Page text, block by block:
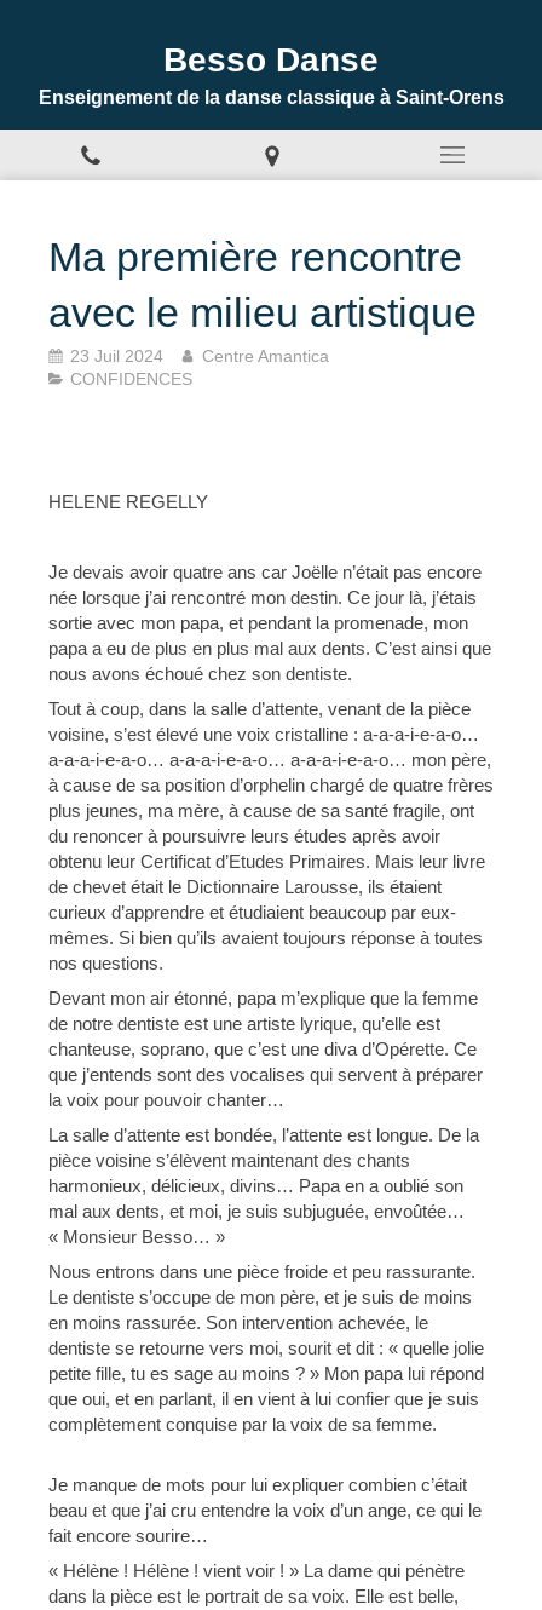
Besso Danse
Enseignement de la danse classique à Saint-Orens
Ma première rencontre
avec le milieu artistique
23 Juil 2024
Centre Amantica
CONFIDENCES
HELENE REGELLY
Je devais avoir quatre ans car Joëlle n’était pas encore
née lorsque j’ai rencontré mon destin. Ce jour là, j’étais
sortie avec mon papa, et pendant la promenade, mon
papa a eu de plus en plus mal aux dents. C’est ainsi que
nous avons échoué chez son dentiste.
Tout à coup, dans la salle d’attente, venant de la pièce
voisine, s’est élevé une voix cristalline : a-a-a-i-e-a-o…
a-a-a-i-e-a-o… a-a-a-i-e-a-o… a-a-a-i-e-a-o… mon père,
à cause de sa position d’orphelin chargé de quatre frères
plus jeunes, ma mère, à cause de sa santé fragile, ont
du renoncer à poursuivre leurs études après avoir
obtenu leur Certificat d’Etudes Primaires. Mais leur livre
de chevet était le Dictionnaire Larousse, ils étaient
curieux d’apprendre et étudiaient beaucoup par eux-
mêmes. Si bien qu’ils avaient toujours réponse à toutes
nos questions.
Devant mon air étonné, papa m’explique que la femme
de notre dentiste est une artiste lyrique, qu’elle est
chanteuse, soprano, que c’est une diva d’Opérette. Ce
que j’entends sont des vocalises qui servent à préparer
la voix pour pouvoir chanter…
La salle d’attente est bondée, l’attente est longue. De la
pièce voisine s’élèvent maintenant des chants
harmonieux, délicieux, divins… Papa en a oublié son
mal aux dents, et moi, je suis subjuguée, envoûtée…
« Monsieur Besso… »
Nous entrons dans une pièce froide et peu rassurante.
Le dentiste s’occupe de mon père, et je suis de moins
en moins rassurée. Son intervention achevée, le
dentiste se retourne vers moi, sourit et dit : « quelle jolie
petite fille, tu es sage au moins ? » Mon papa lui répond
que oui, et en parlant, il en vient à lui confier que je suis
complètement conquise par la voix de sa femme.
Je manque de mots pour lui expliquer combien c’était
beau et que j’ai cru entendre la voix d’un ange, ce qui le
fait encore sourire…
« Hélène ! Hélène ! vient voir ! » La dame qui pénètre
dans la pièce est le portrait de sa voix. Elle est belle,